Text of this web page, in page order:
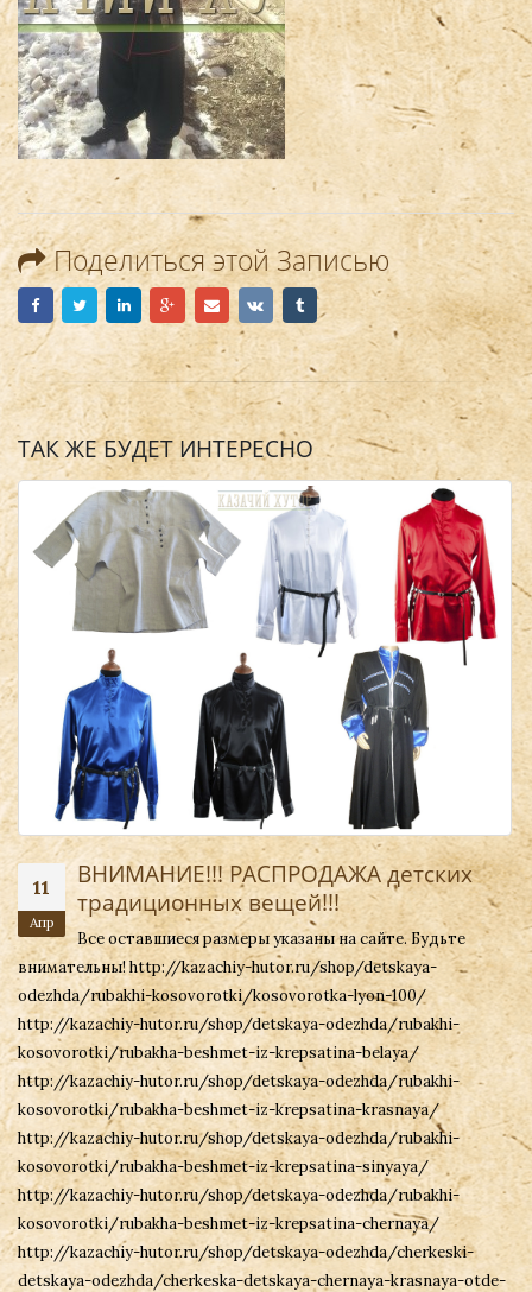
Поделиться этой Записью
ТАК ЖЕ БУДЕТ ИНТЕРЕСНО
11
Апр
ВНИМАНИЕ!!! РАСПРОДАЖА детских
традиционных вещей!!!
Все оставшиеся размеры указаны на сайте. Будьте
внимательны! http://kazachiy-hutor.ru/shop/detskaya-
odezhda/rubakhi-kosovorotki/kosovorotka-lyon-100/
http://kazachiy-hutor.ru/shop/detskaya-odezhda/rubakhi-
kosovorotki/rubakha-beshmet-iz-krepsatina-belaya/
http://kazachiy-hutor.ru/shop/detskaya-odezhda/rubakhi-
kosovorotki/rubakha-beshmet-iz-krepsatina-krasnaya/
http://kazachiy-hutor.ru/shop/detskaya-odezhda/rubakhi-
kosovorotki/rubakha-beshmet-iz-krepsatina-sinyaya/
http://kazachiy-hutor.ru/shop/detskaya-odezhda/rubakhi-
kosovorotki/rubakha-beshmet-iz-krepsatina-chernaya/
http://kazachiy-hutor.ru/shop/detskaya-odezhda/cherkeski-
detskaya-odezhda/cherkeska-detskaya-chernaya-krasnaya-otde-